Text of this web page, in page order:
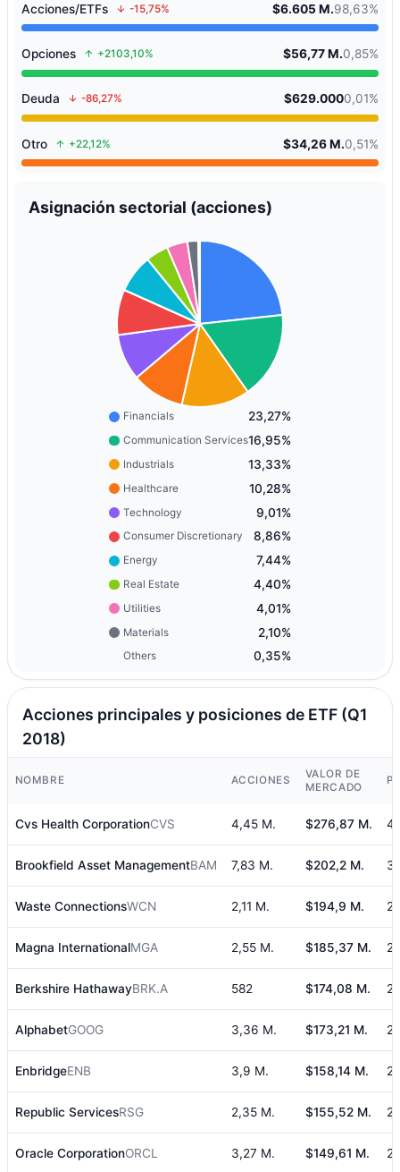
Acciones/ETFs -15,75% $6.605 M.98,63%
Opciones +2103,10% $56,77 M.0,85%
Deuda -86,27% $629.0000,01%
Otro +22,12% $34,26 M.0,51%
Asignación sectorial (acciones)
Financials 23,27%
Communication Services16,95%
Industrials 13,33%
Healthcare 10,28%
Technology 9,01%
Consumer Discretionary 8,86%
Energy 7,44%
Real Estate 4,40%
Utilities 4,01%
Materials 2,10%
Others 0,35%
Acciones principales y posiciones de ETF (Q1
2018)
NOMBRE ACCIONES
VALOR DE
MERCADO
Cvs Health CorporationCVS 4,45 M. $276,87 M.
Brookfield Asset ManagementBAM 7,83 M. $202,2 M.
Waste ConnectionsWCN 2,11 M. $194,9 M.
Magna InternationalMGA 2,55 M. $185,37 M.
Berkshire HathawayBRK.A 582 $174,08 M.
AlphabetGOOG 3,36 M. $173,21 M.
EnbridgeENB 3,9 M. $158,14 M.
Republic ServicesRSG 2,35 M. $155,52 M.
Oracle CorporationORCL 3,27 M. $149,61 M.